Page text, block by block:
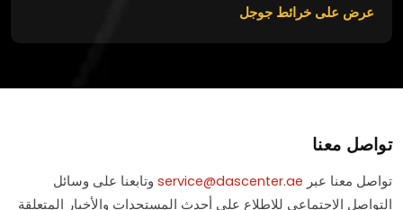
عرض على خرائط جوجل
تواصل معنا
تواصل معنا عبر service@dascenter.ae وتابعنا على وسائل
التواصل الاجتماعي للاطلاع على أحدث المستجدات والأخبار المتعلقة